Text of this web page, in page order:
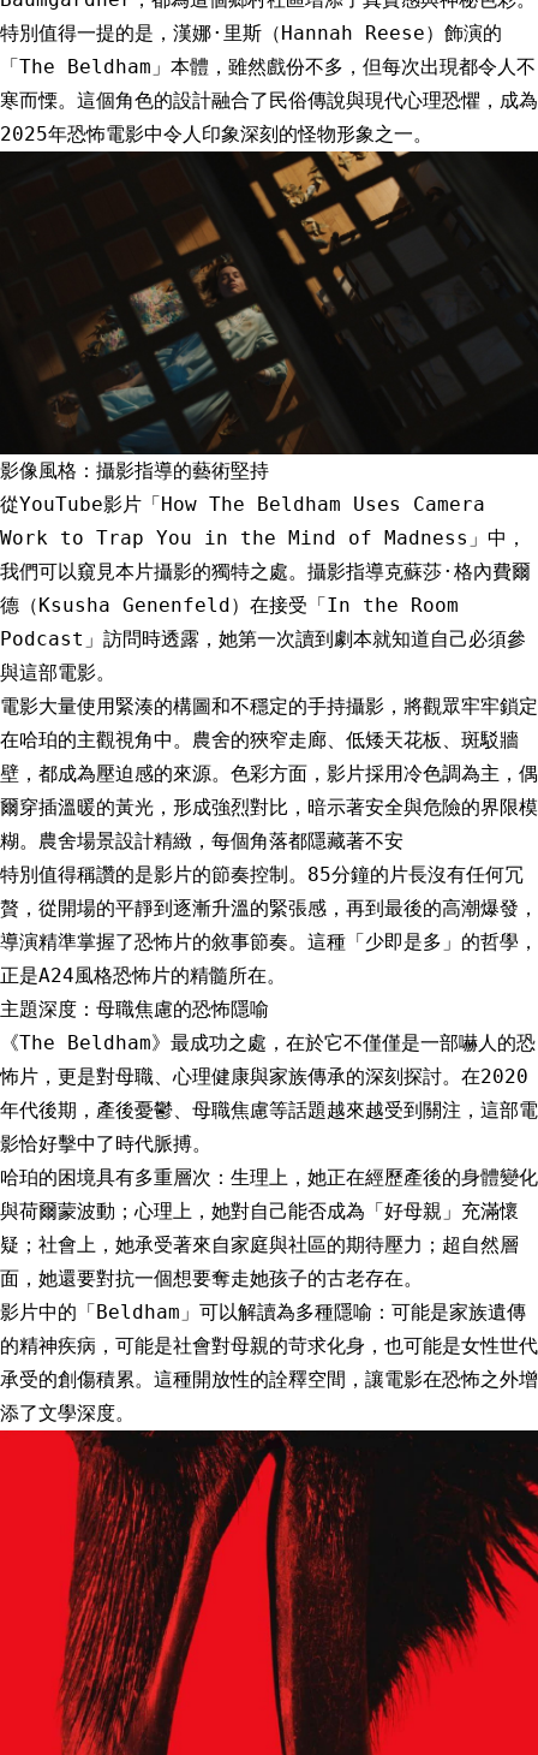
特別值得一提的是，漢娜·里斯（Hannah Reese）飾演的
「The Beldham」本體，雖然戲份不多，但每次出現都令人不
寒而慄。這個角色的設計融合了民俗傳說與現代心理恐懼，成為
2025年恐怖電影中令人印象深刻的怪物形象之一。
影像風格：攝影指導的藝術堅持
從YouTube影片「How The Beldham Uses Camera
Work to Trap You in the Mind of Madness」中，
我們可以窺見本片攝影的獨特之處。攝影指導克蘇莎·格內費爾
德（Ksusha Genenfeld）在接受「In the Room
Podcast」訪問時透露，她第一次讀到劇本就知道自己必須參
與這部電影。
電影大量使用緊湊的構圖和不穩定的手持攝影，將觀眾牢牢鎖定
在哈珀的主觀視角中。農舍的狹窄走廊、低矮天花板、斑駁牆
壁，都成為壓迫感的來源。色彩方面，影片採用冷色調為主，偶
爾穿插溫暖的黃光，形成強烈對比，暗示著安全與危險的界限模
糊。農舍場景設計精緻，每個角落都隱藏著不安
特別值得稱讚的是影片的節奏控制。85分鐘的片長沒有任何冗
贅，從開場的平靜到逐漸升溫的緊張感，再到最後的高潮爆發，
導演精準掌握了恐怖片的敘事節奏。這種「少即是多」的哲學，
正是A24風格恐怖片的精髓所在。
主題深度：母職焦慮的恐怖隱喻
《The Beldham》最成功之處，在於它不僅僅是一部嚇人的恐
怖片，更是對母職、心理健康與家族傳承的深刻探討。在2020
年代後期，產後憂鬱、母職焦慮等話題越來越受到關注，這部電
影恰好擊中了時代脈搏。
哈珀的困境具有多重層次：生理上，她正在經歷產後的身體變化
與荷爾蒙波動；心理上，她對自己能否成為「好母親」充滿懷
疑；社會上，她承受著來自家庭與社區的期待壓力；超自然層
面，她還要對抗一個想要奪走她孩子的古老存在。
影片中的「Beldham」可以解讀為多種隱喻：可能是家族遺傳
的精神疾病，可能是社會對母親的苛求化身，也可能是女性世代
承受的創傷積累。這種開放性的詮釋空間，讓電影在恐怖之外增
添了文學深度。